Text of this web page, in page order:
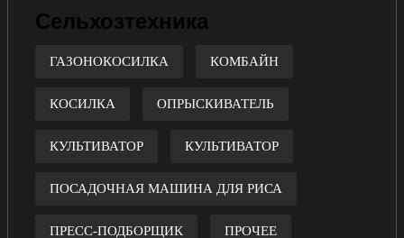
Сельхозтехника
ГАЗОНОКОСИЛКА КОМБАЙН
КОСИЛКА ОПРЫСКИВАТЕЛЬ
КУЛЬТИВАТОР КУЛЬТИВАТОР
ПОСАДОЧНАЯ МАШИНА ДЛЯ РИСА
ПРЕСС-ПОДБОРЩИК ПРОЧЕЕ